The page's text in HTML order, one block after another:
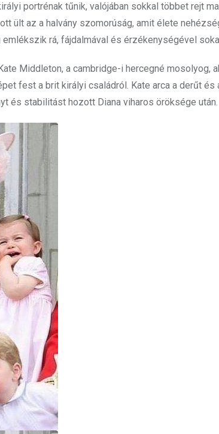
portrénak tűnik, valójában sokkal többet rejt
ült az a halvány szomorúság, amit élete
emlékszik rá, fájdalmával és érzékenységével
Middleton, a cambridge-i hercegné mosolyog,
fest a brit királyi családról. Kate arca a derűt és
és stabilitást hozott Diana viharos öröksége után.